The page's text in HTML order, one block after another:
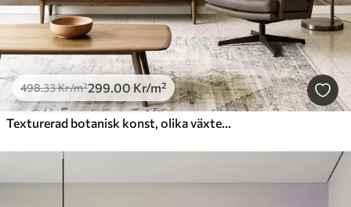
498.33Kr/m²299.00 Kr/m²
Texturerad botanisk konst, olika växter och blad i bruna och beige nyanser